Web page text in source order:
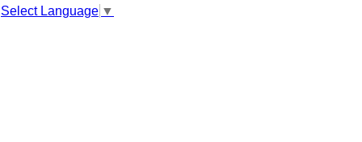
Select Language ▼